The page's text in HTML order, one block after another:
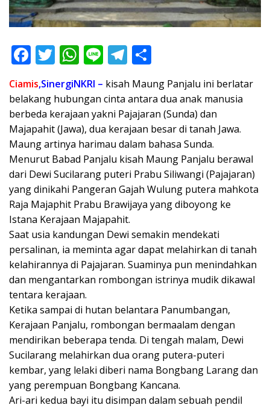
F
ac
e
b
o
o
k
T
itt
er
W
h
at
s
A
p
p
Li
n
e
T
el
e
gr
a
m
ar
e
Ciamis,SinergiNKRI – kisah Maung Panjalu ini berlatar
belakang hubungan cinta antara dua anak manusia
berbeda kerajaan yakni Pajajaran (Sunda) dan
Majapahit (Jawa), dua kerajaan besar di tanah Jawa.
Maung artinya harimau dalam bahasa Sunda.
Menurut Babad Panjalu kisah Maung Panjalu berawal
dari Dewi Sucilarang puteri Prabu Siliwangi (Pajajaran)
yang dinikahi Pangeran Gajah Wulung putera mahkota
Raja Majaphit Prabu Brawijaya yang diboyong ke
Istana Kerajaan Majapahit.
Saat usia kandungan Dewi semakin mendekati
persalinan, ia meminta agar dapat melahirkan di tanah
kelahirannya di Pajajaran. Suaminya pun menindahkan
dan mengantarkan rombongan istrinya mudik dikawal
tentara kerajaan.
Ketika sampai di hutan belantara Panumbangan,
Kerajaan Panjalu, rombongan bermaalam dengan
mendirikan beberapa tenda. Di tengah malam, Dewi
Sucilarang melahirkan dua orang putera-puteri
kembar, yang lelaki diberi nama Bongbang Larang dan
yang perempuan Bongbang Kancana.
Ari-ari kedua bayi itu disimpan dalam sebuah pendil